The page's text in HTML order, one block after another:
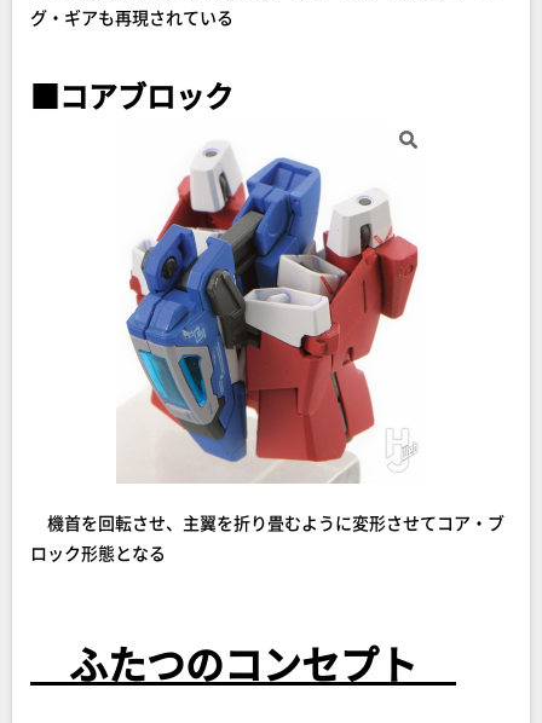
グ・ギアも再現されている
■コアブロック
機首を回転させ、主翼を折り畳むように変形させてコア・ブ
ロック形態となる
ふたつのコンセプト